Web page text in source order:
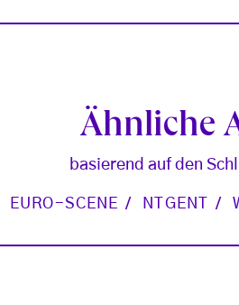
Ähnliche
basierend auf den
EURO-SCENE NTGENT